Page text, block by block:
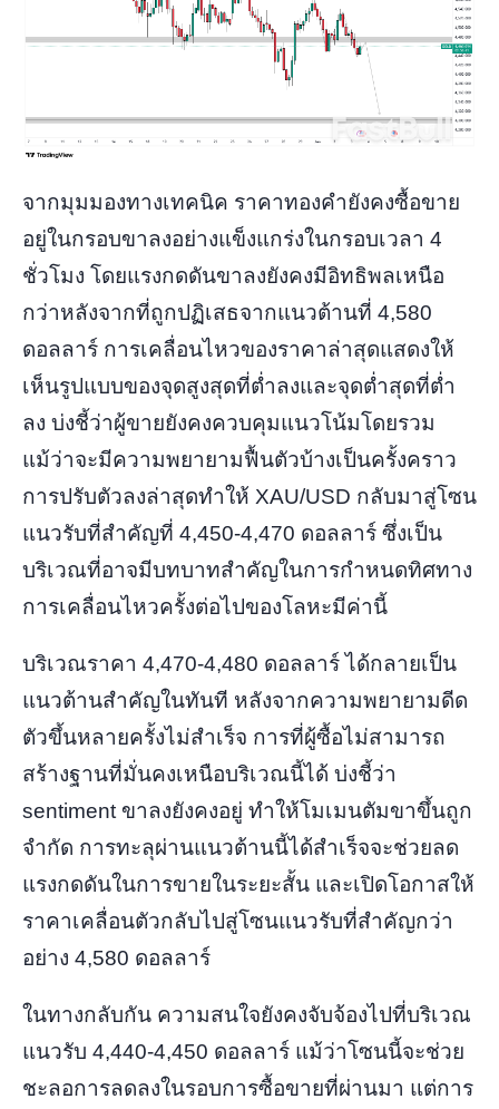
จากมุมมองทางเทคนิค ราคาทองคำยังคงซื้อขาย
อยู่ในกรอบขาลงอย่างแข็งแกร่งในกรอบเวลา 4
ชั่วโมง โดยแรงกดดันขาลงยังคงมีอิทธิพลเหนือ
กว่าหลังจากที่ถูกปฏิเสธจากแนวต้านที่ 4,580
ดอลลาร์ การเคลื่อนไหวของราคาล่าสุดแสดงให้
เห็นรูปแบบของจุดสูงสุดที่ต่ำลงและจุดต่ำสุดที่ต่ำ
ลง บ่งชี้ว่าผู้ขายยังคงควบคุมแนวโน้มโดยรวม
แม้ว่าจะมีความพยายามฟื้นตัวบ้างเป็นครั้งคราว
การปรับตัวลงล่าสุดทำให้ XAU/USD กลับมาสู่โซน
แนวรับที่สำคัญที่ 4,450-4,470 ดอลลาร์ ซึ่งเป็น
บริเวณที่อาจมีบทบาทสำคัญในการกำหนดทิศทาง
การเคลื่อนไหวครั้งต่อไปของโลหะมีค่านี้
บริเวณราคา 4,470-4,480 ดอลลาร์ ได้กลายเป็น
แนวต้านสำคัญในทันที หลังจากความพยายามดีด
ตัวขึ้นหลายครั้งไม่สำเร็จ การที่ผู้ซื้อไม่สามารถ
สร้างฐานที่มั่นคงเหนือบริเวณนี้ได้ บ่งชี้ว่า
sentiment ขาลงยังคงอยู่ ทำให้โมเมนตัมขาขึ้นถูก
จำกัด การทะลุผ่านแนวต้านนี้ได้สำเร็จจะช่วยลด
แรงกดดันในการขายในระยะสั้น และเปิดโอกาสให้
ราคาเคลื่อนตัวกลับไปสู่โซนแนวรับที่สำคัญกว่า
อย่าง 4,580 ดอลลาร์
ในทางกลับกัน ความสนใจยังคงจับจ้องไปที่บริเวณ
แนวรับ 4,440-4,450 ดอลลาร์ แม้ว่าโซนนี้จะช่วย
ชะลอการลดลงในรอบการซื้อขายที่ผ่านมา แต่การ